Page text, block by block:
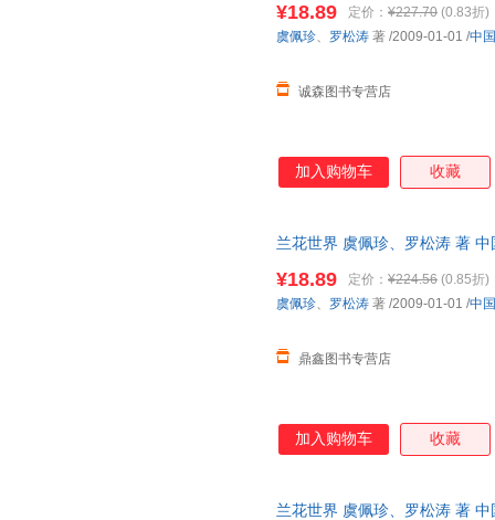
¥18.89 定价： ¥227.70 (0.83折)
诚森图书专营店
虞佩珍、 罗松涛 著 /2009-01-01 /中
加入购物车 收藏
兰花世界 虞佩珍、罗松涛 著
¥18.89 定价： ¥224.56 (0.85折)
鼎鑫图书专营店
虞佩珍、 罗松涛 著 /2009-01-01 /中
加入购物车 收藏
兰花世界 虞佩珍、罗松涛 著